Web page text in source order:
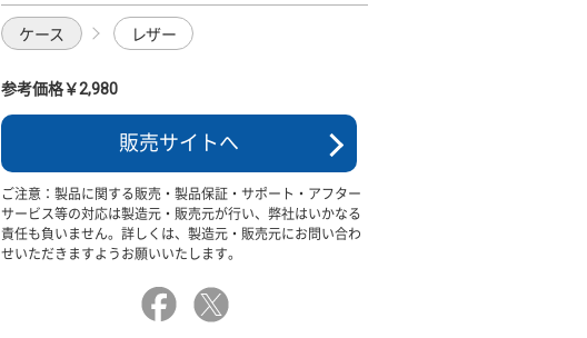
ケース レザー
参考価格￥2,980
販売サイトへ
ご注意：製品に関する販売・製品保証・サポート・アフター
サービス等の対応は製造元・販売元が行い、弊社はいかなる
責任も負いません。詳しくは、製造元・販売元にお問い合わ
せいただきますようお願いいたします。